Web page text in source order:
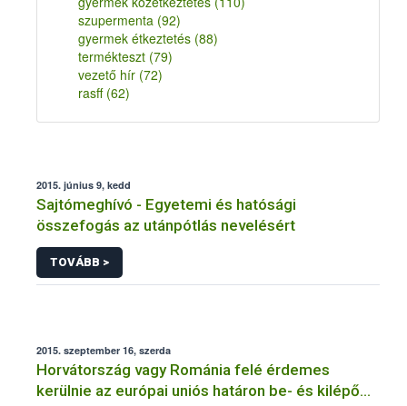
szupermenta (92)
gyermek étkeztetés (88)
termékteszt (79)
vezető hír (72)
rasff (62)
2015. június 9, kedd
Sajtómeghívó - Egyetemi és hatósági
összefogás az utánpótlás nevelésért
TOVÁBB >
2015. szeptember 16, szerda
Horvátország vagy Románia felé érdemes
kerülnie az európai uniós határon be- és kilépő